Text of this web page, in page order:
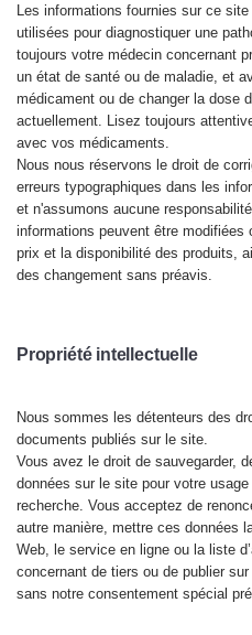
Les informations fournies sur ce
utilisées pour diagnostiquer une
toujours votre médecin concernant
un état de santé ou de maladie, et
médicament ou de changer la dose
actuellement. Lisez toujours
avec vos médicaments.
Nous nous réservons le droit de
erreurs typographiques dans les
et n'assumons aucune
informations peuvent être
prix et la disponibilité des produits,
des changement sans préavis.
Propriété intellectuelle
Nous sommes les détenteurs des
documents publiés sur le site.
Vous avez le droit de sauvegarder,
données sur le site pour votre
recherche. Vous acceptez de
autre manière, mettre ces données
Web, le service en ligne ou la liste
concernant de tiers ou de publier
sans notre consentement spécial